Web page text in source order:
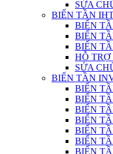
SỬA
BIẾN TẦN
BIẾN
BIẾN
BIẾN
HỖ
SỬA
BIẾN TẦN
BIẾN
BIẾN
BIẾN
BIẾN
BIẾN
BIẾN
BIẾN